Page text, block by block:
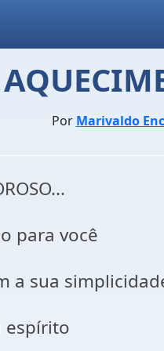
Por Marivaldo
para você
a sua
espírito